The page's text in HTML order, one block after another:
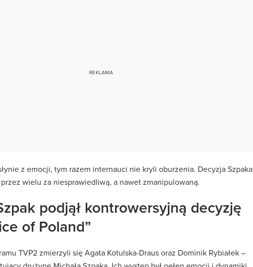
z emocji, tym razem internauci nie kryli oburzenia. Decyzja Szpaka
przez wielu za niesprawiedliwą, a nawet zmanipulowaną.
podjął kontrowersyjną decyzję
of Poland”
TVP2 zmierzyli się Agata Kotulska-Draus oraz Dominik Rybiałek –